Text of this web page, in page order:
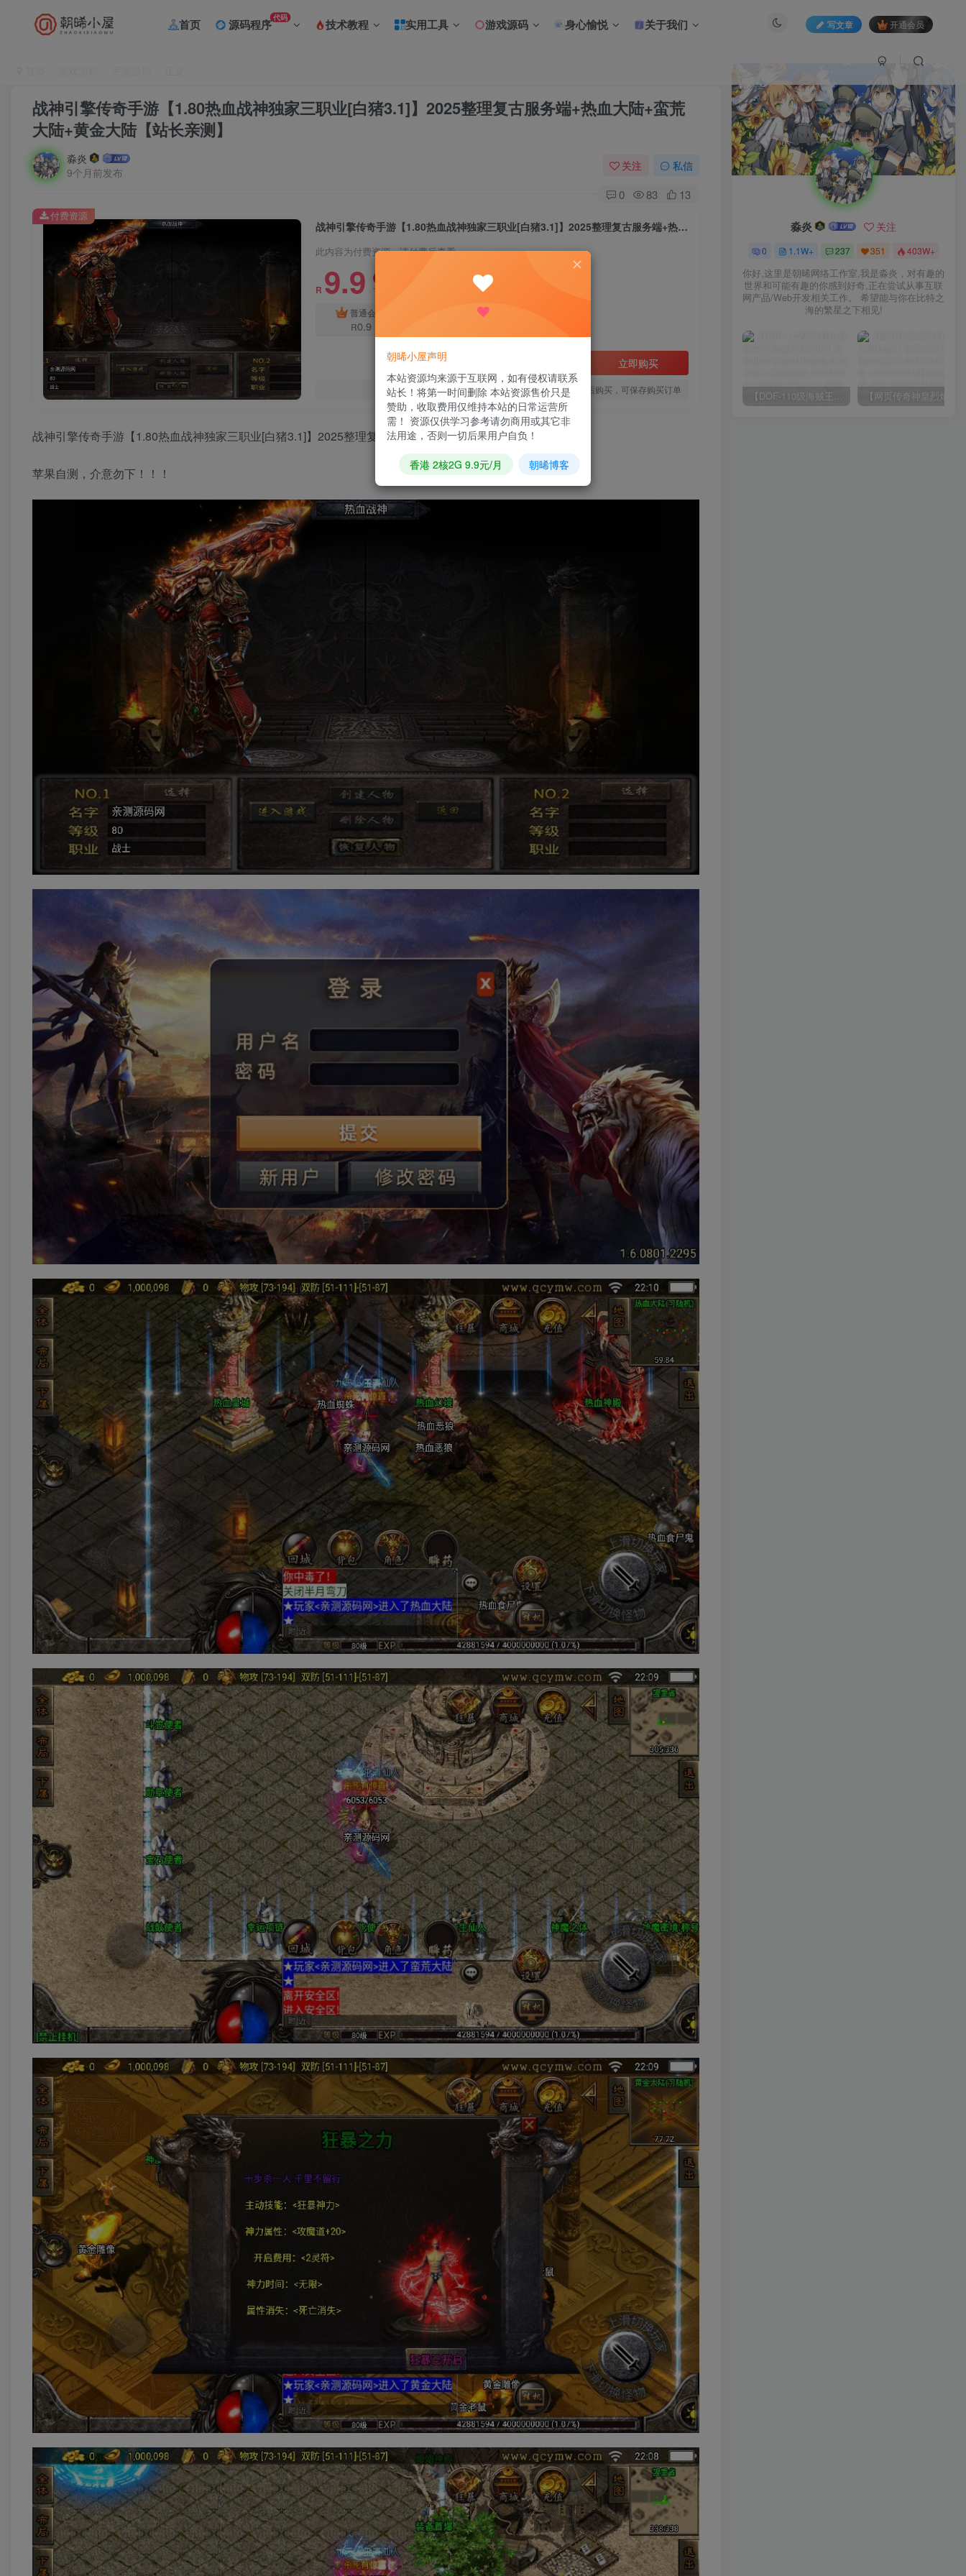
首页 源码程序代码 技术教程 实用工具 游戏源码 身心愉悦 关于我们 写文章 开通会员
战神引擎传奇手游【1.80热血战神独家三职业[白猪3.1]】2025整理复古服务端+热血大陆+蛮荒
大陆+黄金大陆【站长亲测】
淼炎
9个月前发布
关注 私信
0 83 13
战神引擎传奇手游【1.80热血战神独家三职业[白猪3.1]】2025整理复古服务端+热血大陆+蛮荒大陆+黄金大陆【站长亲测】
此内容为付费资源，请付费后查看
R 9.9 R
普通会员
R0.9
免费
立即购买
您当前未登录！建议登陆后购买，可保存购买订单
付费资源
战神引擎传奇手游【1.80热血战神独家三职业[白猪3.1]】2025整理复古服务端+热血大陆+蛮荒大陆+黄金大陆
苹果自测，介意勿下！！！
淼炎 关注
0 1.1W+ 237 351 403W+
你好,这里是朝晞网络工作室,我是淼炎，对有趣的
世界和可能有趣的你感到好奇,正在尝试从事互联
网产品/Web开发相关工作。 希望能与你在比特之
海的繁星之下相见!
【DOF-110级海贼王超变四大陆全职业PVF】站长推荐经典3D冒险格斗闯关西方魔幻端游-2024年8月8日最新打包Linux服务端源码视频架设教程-等级补丁-配套完整客户端！
朝晞小屋声明
本站资源均来源于互联网，如有侵权请联系
站长！将第一时间删除 本站资源售价只是
赞助，收取费用仅维持本站的日常运营所
需！ 资源仅供学习参考请勿商用或其它非
法用途，否则一切后果用户自负！
香港 2核2G 9.9元/月 朝晞博客